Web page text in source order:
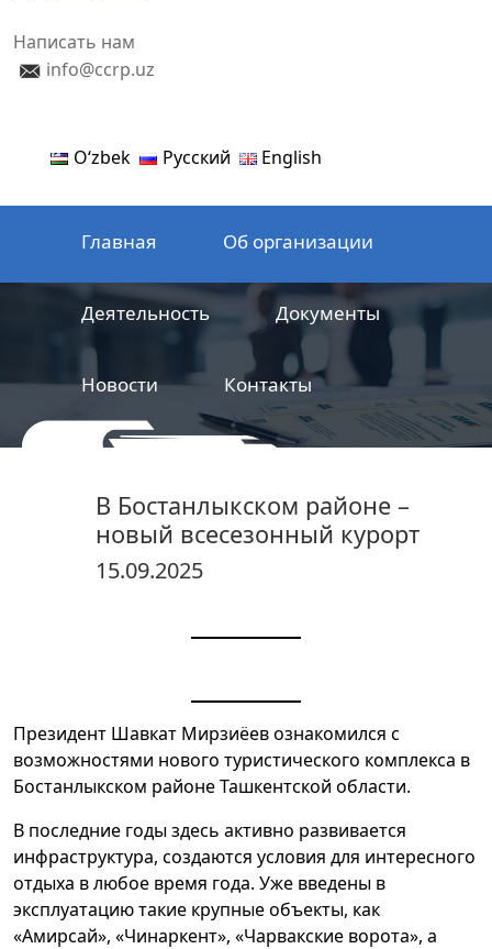
Написать нам
info@ccrp.uz
Oʻzbek Русский English
Главная Об организации
Деятельность Документы
Новости Контакты
железнодорожной продукции
В Бостанлыкском районе –
новый всесезонный курорт
15.09.2025
Президент Шавкат Мирзиёев ознакомился с
возможностями нового туристического комплекса в
Бостанлыкском районе Ташкентской области.
В последние годы здесь активно развивается
инфраструктура, создаются условия для интересного
отдыха в любое время года. Уже введены в
эксплуатацию такие крупные объекты, как
«Амирсай», «Чинаркент», «Чарвакские ворота», а